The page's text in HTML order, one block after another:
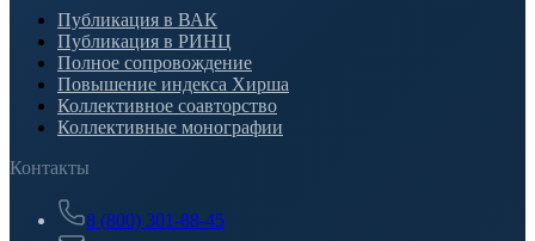
Публикация в ВАК
Публикация в РИНЦ
Полное сопровождение
Повышение индекса Хирша
Коллективное соавторство
Коллективные монографии
Контакты
8 (800) 301-88-45